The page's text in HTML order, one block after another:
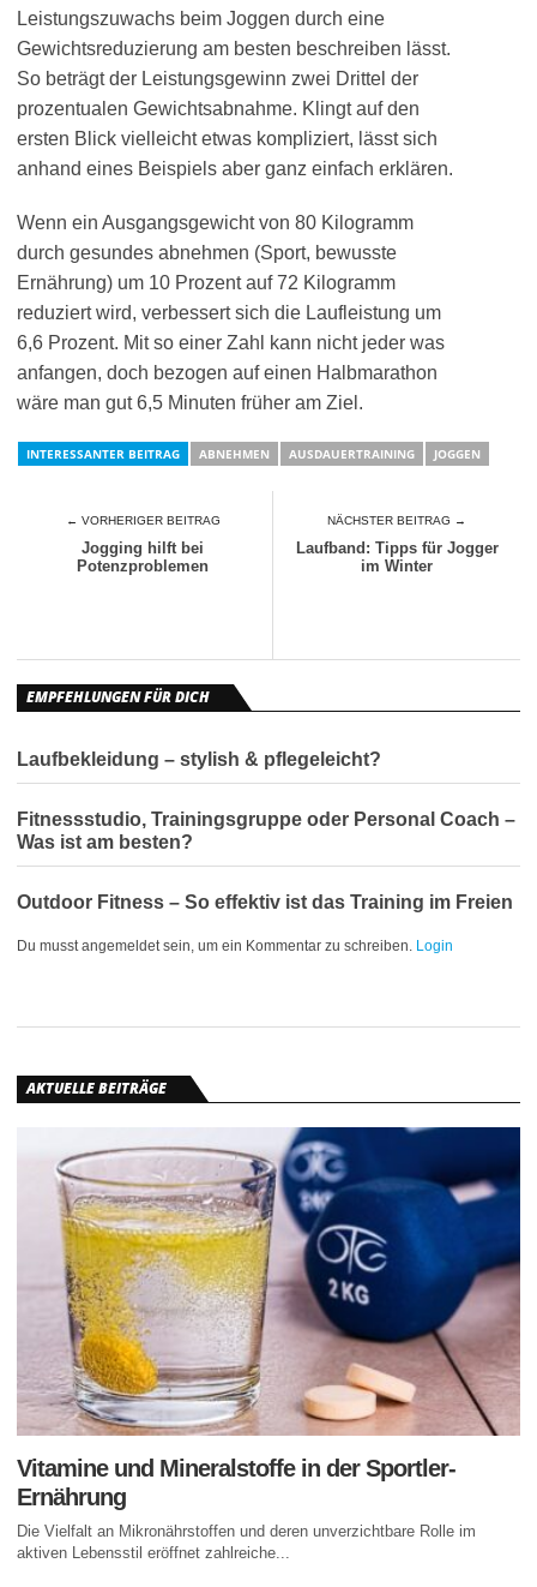
Leistungszuwachs beim Joggen durch eine
Gewichtsreduzierung am besten beschreiben lässt.
So beträgt der Leistungsgewinn zwei Drittel der
prozentualen Gewichtsabnahme. Klingt auf den
ersten Blick vielleicht etwas kompliziert, lässt sich
anhand eines Beispiels aber ganz einfach erklären.
Wenn ein Ausgangsgewicht von 80 Kilogramm
durch gesundes abnehmen (Sport, bewusste
Ernährung) um 10 Prozent auf 72 Kilogramm
reduziert wird, verbessert sich die Laufleistung um
6,6 Prozent. Mit so einer Zahl kann nicht jeder was
anfangen, doch bezogen auf einen Halbmarathon
wäre man gut 6,5 Minuten früher am Ziel.
INTERESSANTER BEITRAG ABNEHMEN AUSDAUERTRAINING JOGGEN
← VORHERIGER BEITRAG
Jogging hilft bei
Potenzproblemen
NÄCHSTER BEITRAG →
Laufband: Tipps für Jogger
im Winter
EMPFEHLUNGEN FÜR DICH
Laufbekleidung – stylish & pflegeleicht?
Fitnessstudio, Trainingsgruppe oder Personal Coach –
Was ist am besten?
Outdoor Fitness – So effektiv ist das Training im Freien
Du musst angemeldet sein, um ein Kommentar zu schreiben. Login
AKTUELLE BEITRÄGE
Vitamine und Mineralstoffe in der Sportler-
Ernährung
Die Vielfalt an Mikronährstoffen und deren unverzichtbare Rolle im
aktiven Lebensstil eröffnet zahlreiche...